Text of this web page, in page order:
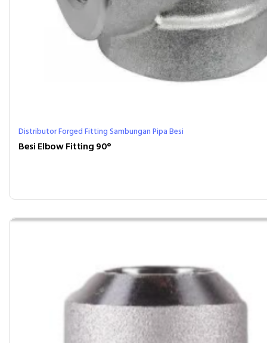
Distributor Forged Fitting Sambungan Pipa Besi
Besi Elbow Fitting 90°